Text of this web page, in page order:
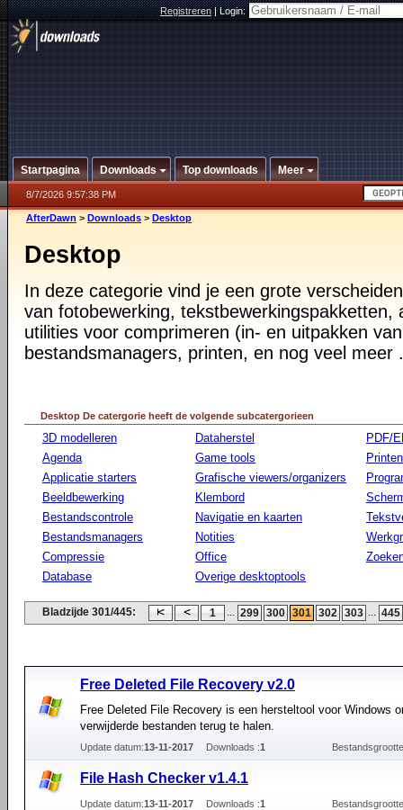
Registreren|Login:
Startpagina Downloads Top downloads Meer
8/7/2026 9:57:38 PM
AfterDawn > Downloads > Desktop
Desktop
In deze categorie vind je een grote
van fotobewerking, tekstbewerkingspakketten,
utilities voor comprimeren (in- en uitpakken
bestandsmanagers, printen, en nog veel meer
Desktop De catergorie heeft de volgende subcatergorieen
3D modelleren
Agenda
Applicatie starters
Beeldbewerking
Bestandscontrole
Bestandsmanagers
Compressie
Database
Dataherstel
Game tools
Grafische viewers/organizers
Klembord
Navigatie en kaarten
Notities
Office
Overige desktoptools
PDF/
Printen
Bladzijde 301/445: 1 ... 299 300 301 302 303 ... 445
Free Deleted File Recovery v2.0
Free Deleted File Recovery is een hersteltool voor Windows
verwijderde bestanden terug te halen.
Update datum:13-11-2017 Downloads :1
File Hash Checker v1.4.1
Update datum:13-11-2017 Downloads :1